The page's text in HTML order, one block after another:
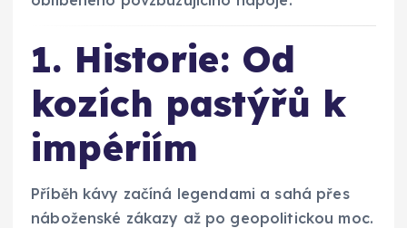
1. Historie: Od
kozích pastýřů k
impériím
Příběh kávy začíná legendami a sahá přes
náboženské zákazy až po geopolitickou moc.